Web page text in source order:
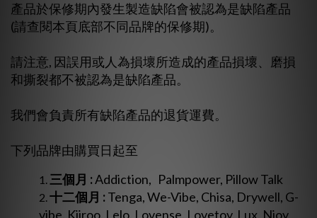
產品於保修期內發生製造缺陷會被認為是缺陷產品
(請查閱本頁底部不同品牌的保修期)。
請注意, 因誤用或人為損壞所造成的產品損壞、磨損
和撕裂都不被認為是缺陷產品。
我們會負責所有缺陷產品的退貨運費。
下列品牌由購買日起至
三個月 :Addiction, Palmpower, Pillow Talk
十二個月 :Tenga,We-Vibe, Chisa, Drywell, G-
vibe, Kiiroo, Lelo, Lovense, Lovetoy, Lux, Njoy,